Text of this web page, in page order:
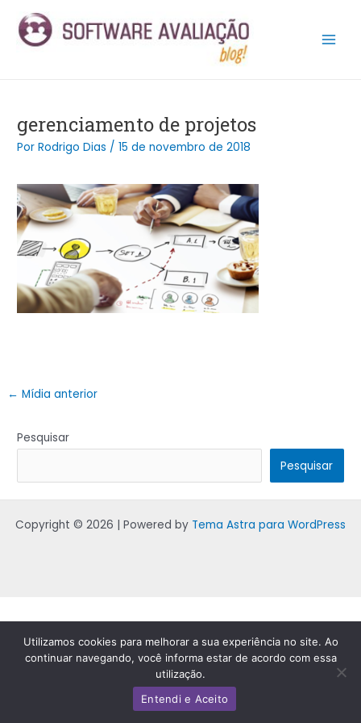
para
gerenciamento de projetos
PorRodrigo Dias /15 de novembro de 2018
navigation
← Mídia anterior
Pesquisar
Pesquisar
Copyright © 2026 | Powered by Tema Astra para WordPress
Utilizamos cookies para melhorar a sua experiência no site. Ao
continuar navegando, você informa estar de acordo com essa
utilização.
Entendi e Aceito